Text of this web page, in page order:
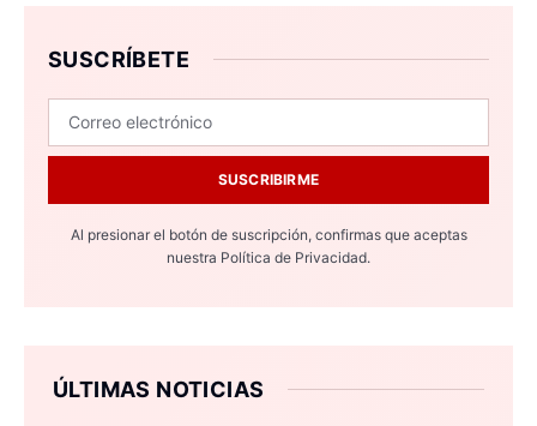
SUSCRÍBETE
SUSCRIBIRME
Al presionar el botón de suscripción, confirmas que aceptas
nuestra Política de Privacidad.
ÚLTIMAS NOTICIAS